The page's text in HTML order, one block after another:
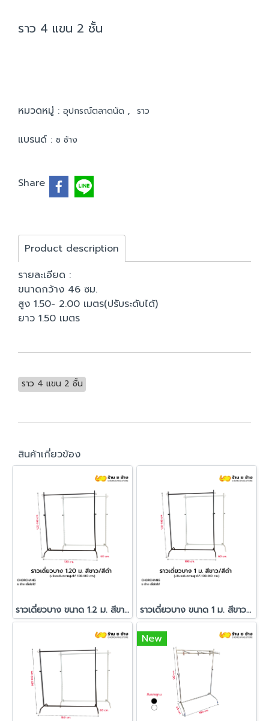
ราว 4 แขน 2 ชั้น
หมวดหมู่ : อุปกรณ์ตลาดนัด , ราว
แบรนด์ : ช ช้าง
Share
Product description
รายละเอียด :
ขนาดกว้าง 46 ซม.
สูง 1.50- 2.00 เมตร(ปรับระดับได้)
ยาว 1.50 เมตร
ราว 4 แขน 2 ชั้น
สินค้าเกี่ยวข้อง
ราวเดี่ยวบาง ขนาด 1.2 ม. สีขาว/สีดำ ราวเดี่ยวบาง ขนาด 1 ม. สีขาว/สีดำ
New